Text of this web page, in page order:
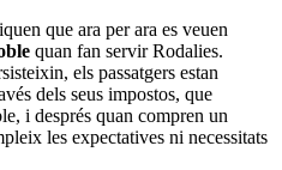
que ara per ara es veuen
quan fan servir Rodalies.
els passatgers estan
dels seus impostos, que
i després quan compren un
les expectatives ni necessitats